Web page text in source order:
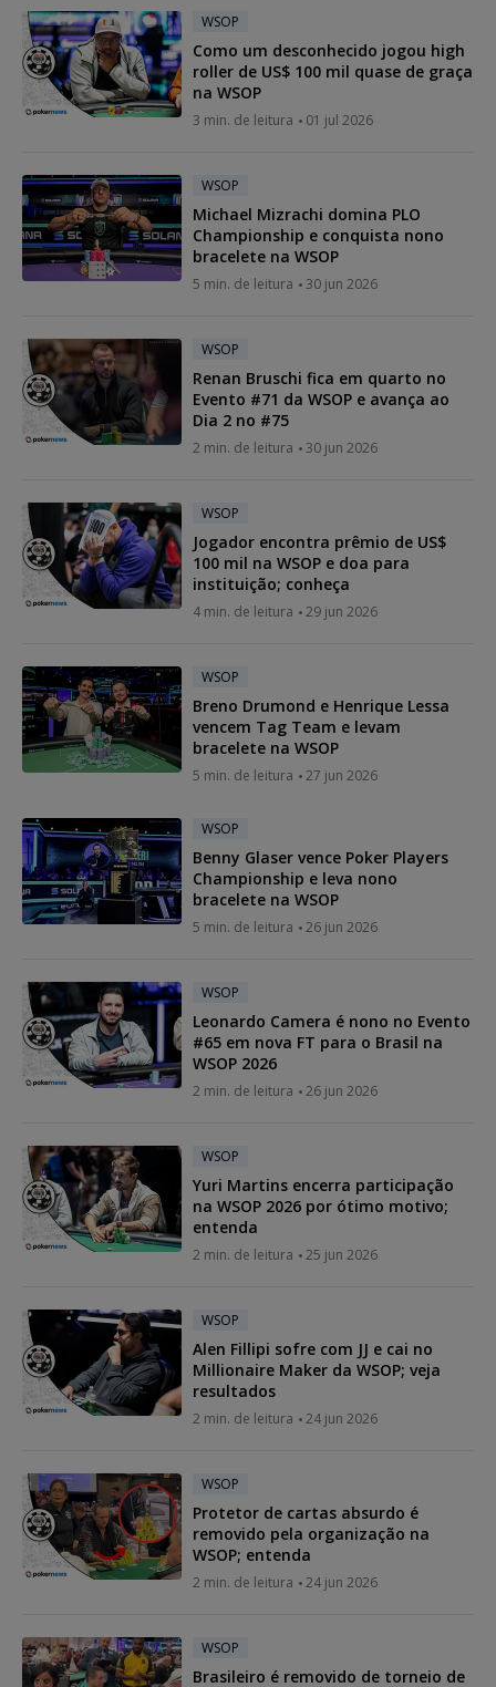
WSOP
Como um desconhecido jogou high
roller de US$ 100 mil quase de graça
na WSOP
3 min. de leitura 01 jul 2026
WSOP
Michael Mizrachi domina PLO
Championship e conquista nono
bracelete na WSOP
5 min. de leitura 30 jun 2026
WSOP
Renan Bruschi fica em quarto no
Evento #71 da WSOP e avança ao
Dia 2 no #75
2 min. de leitura 30 jun 2026
WSOP
Jogador encontra prêmio de US$
100 mil na WSOP e doa para
instituição; conheça
4 min. de leitura 29 jun 2026
WSOP
Breno Drumond e Henrique Lessa
vencem Tag Team e levam
bracelete na WSOP
5 min. de leitura 27 jun 2026
WSOP
Benny Glaser vence Poker Players
Championship e leva nono
bracelete na WSOP
5 min. de leitura 26 jun 2026
WSOP
Leonardo Camera é nono no Evento
#65 em nova FT para o Brasil na
WSOP 2026
2 min. de leitura 26 jun 2026
WSOP
Yuri Martins encerra participação
na WSOP 2026 por ótimo motivo;
entenda
2 min. de leitura 25 jun 2026
WSOP
Alen Fillipi sofre com JJ e cai no
Millionaire Maker da WSOP; veja
resultados
2 min. de leitura 24 jun 2026
WSOP
Protetor de cartas absurdo é
removido pela organização na
WSOP; entenda
2 min. de leitura 24 jun 2026
WSOP
Brasileiro é removido de torneio de